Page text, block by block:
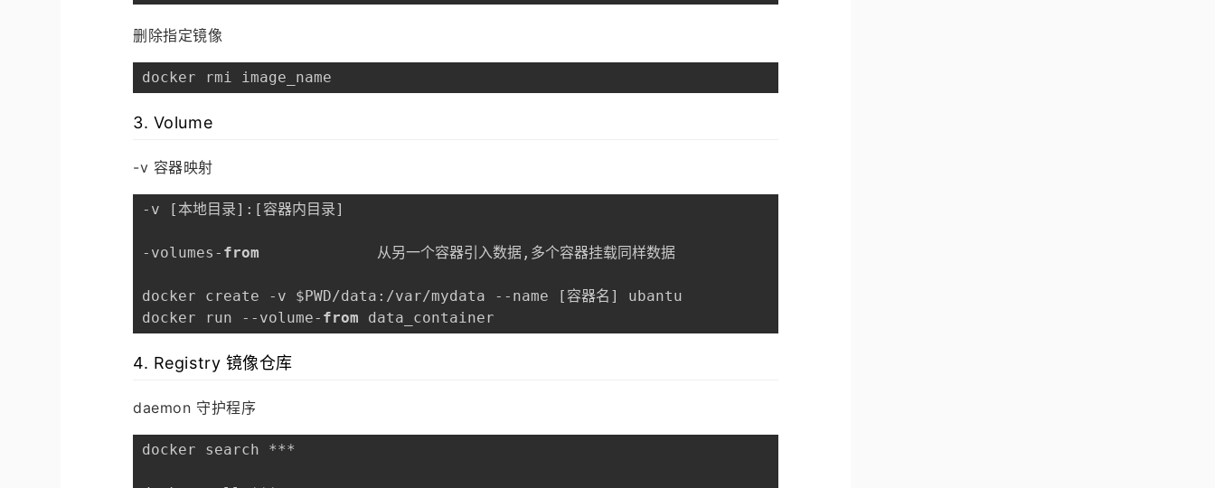
删除指定镜像
docker rmi image_name
3. Volume
-v 容器映射
-v [本地目录]:[容器内目录]
-volumes- from 从另一个容器引入数据,多个容器挂载同样数据
docker create -v $PWD/data:/var/mydata --name [容器名] ubantu
docker run --volume- from data_container
4. Registry 镜像仓库
daemon 守护程序
docker search ***